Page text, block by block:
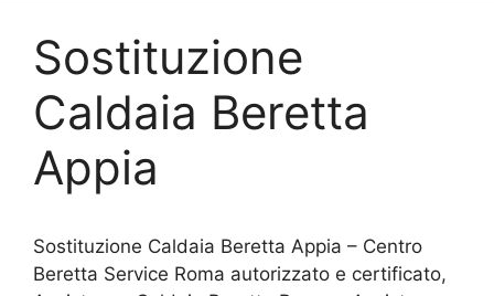
Sostituzione
Caldaia Beretta
Appia
Sostituzione Caldaia Beretta Appia – Centro
Beretta Service Roma autorizzato e certificato,